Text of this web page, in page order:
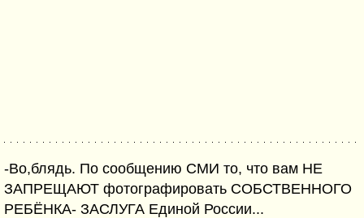
-Во,блядь. По сообщению СМИ то, что вам НЕ
ЗАПРЕЩАЮТ фотографировать СОБСТВЕННОГО
РЕБЁНКА- ЗАСЛУГА Единой России...